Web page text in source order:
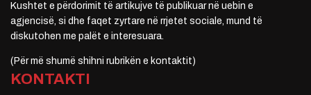
Kushtet e përdorimit të artikujve të publikuar në uebin e
agjencisë, si dhe faqet zyrtare në rrjetet sociale, mund të
diskutohen me palët e interesuara.
(Për më shumë shihni rubrikën e kontaktit)
KONTAKTI